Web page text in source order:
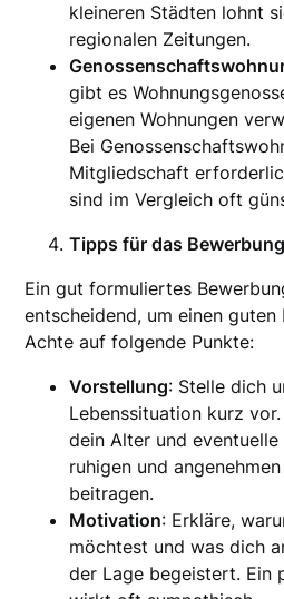
kleineren Städten lohnt
regionalen Zeitungen.
gibt es
eigenen Wohnungen
Bei
Mitgliedschaft
sind im Vergleich oft
Tipps für das
Ein gut formuliertes
entscheidend, um einen
Achte auf folgende Punkte:
Vorstellung: Stelle dich
Lebenssituation kurz
dein Alter und
ruhigen und
beitragen.
Motivation: Erkläre,
möchtest und was dich
der Lage begeistert. Ein